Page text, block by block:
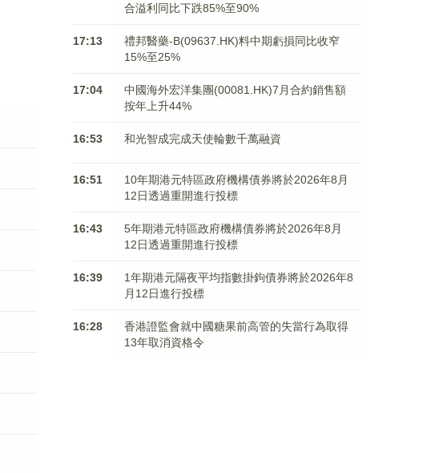
合溢利同比下跌85%至90%
17:13
禮邦醫藥-B(09637.HK)料中期虧損同比收窄
15%至25%
17:04
中國海外宏洋集團(00081.HK)7月合約銷售額
按年上升44%
16:53 和光智成完成天使輪數千萬融資
16:51
10年期港元特區政府機構債券將於2026年8月
12日透過重開進行投標
16:43
5年期港元特區政府機構債券將於2026年8月
12日透過重開進行投標
16:39
1年期港元隔夜平均指數掛鉤債券將於2026年8
月12日進行投標
16:28
香港證監會就中國糖果前高管的失當行為取得
13年取消資格令